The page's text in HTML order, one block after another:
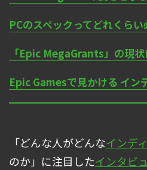
PCのスペックってどれくらい
「Epic MegaGrants」の現状
Epic Gamesで見かける イン
「どんな人がどんなインデ
のか」に注目したインタビ